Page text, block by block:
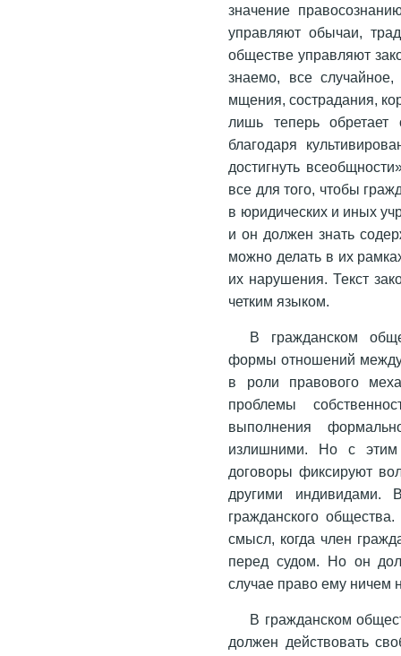
значение
управляют обычаи,
обществе управляют
знаемо, все
мщения, сострадания,
лишь теперь
благодаря
достигнуть
все для того, чтобы
в юридических и иных
и он должен знать
можно делать в их
их нарушения. Текст
четким языком.
В гражданском
формы отношений между
в роли правового
проблемы
выполнения
излишними. Но с этим
договоры фиксируют
другими индивидами.
гражданского
смысл, когда член
перед судом. Но он
случае право ему ничем
В гражданском
должен действовать